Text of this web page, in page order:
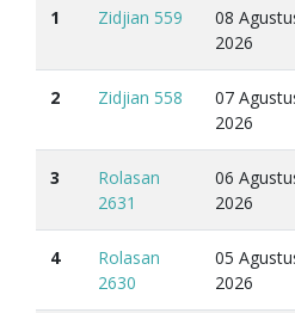
1 Zidjian 559
08
2026
2 Zidjian 558
07
2026
3
Rolasan
2631
06
2026
4
Rolasan
2630
05
2026